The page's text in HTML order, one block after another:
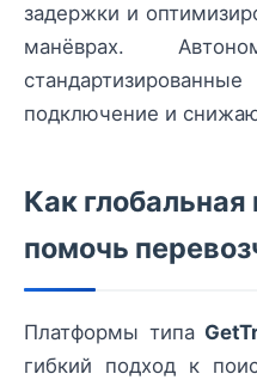
задержки и
манёврах.
подключение и
Как
помочь
Платформы типа
гибкий подход к